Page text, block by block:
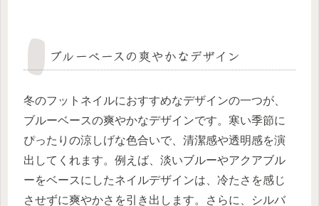
ブルーベースの爽やかなデザイン
冬のフットネイルにおすすめなデザインの一つが、
ブルーベースの爽やかなデザインです。寒い季節に
ぴったりの涼しげな色合いで、清潔感や透明感を演
出してくれます。例えば、淡いブルーやアクアブル
ーをベースにしたネイルデザインは、冷たさを感じ
させずに爽やかさを引き出します。さらに、シルバ